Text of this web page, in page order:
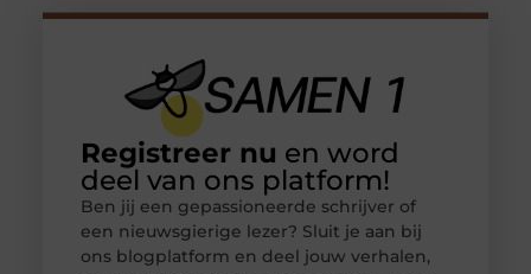
Registreer nu en word
deel van ons platform!
Ben jij een gepassioneerde schrijver of
een nieuwsgierige lezer? Sluit je aan bij
ons blogplatform en deel jouw verhalen,